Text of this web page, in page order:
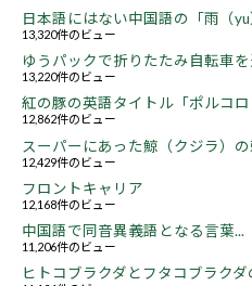
日本語にはない中国語の「雨（
13,320件のビュー
ゆうパックで折りたたみ自転車
13,220件のビュー
紅の豚の英語タイトル「ポルコ
12,862件のビュー
スーパーにあった鯨（クジラ）
12,429件のビュー
フロントキャリア
12,168件のビュー
中国語で同音異義語となる言葉...
11,206件のビュー
ヒトコブラクダとフタコブラクダ